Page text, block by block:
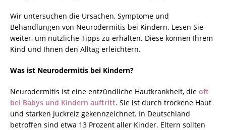
Wir untersuchen die Ursachen, Symptome und
Behandlungen von Neurodermitis bei Kindern. Lesen Sie
weiter, um nützliche Tipps zu erhalten. Diese können Ihrem
Kind und Ihnen den Alltag erleichtern.
Was ist Neurodermitis bei Kindern?
Neurodermitis ist eine entzündliche Hautkrankheit, die oft
bei Babys und Kindern auftritt. Sie ist durch trockene Haut
und starken Juckreiz gekennzeichnet. In Deutschland
betroffen sind etwa 13 Prozent aller Kinder. Eltern sollten